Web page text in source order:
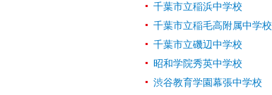
千葉市立稲浜中学校
千葉市立稲毛高附属中学校
千葉市立磯辺中学校
昭和学院秀英中学校
渋谷教育学園幕張中学校